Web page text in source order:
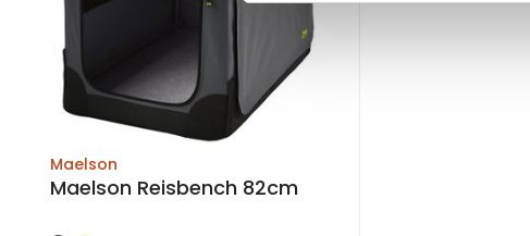
Maelson
Maelson Reisbench 82cm